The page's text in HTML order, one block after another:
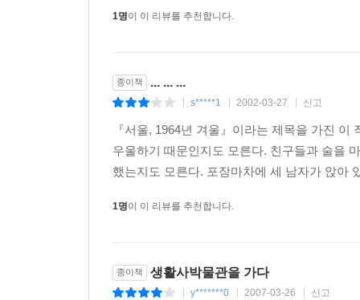
1명이 이 리뷰를 추천합니다.
종이책 ... ... ...
s*****1 2002-03-27 신고
『서울, 1964년 겨울』이라는 제목을 가진
우울하기 때문인지도 모른다. 친구들과 술을
했는지도 모른다. 포장마차에 세 남자가 앉아
1명이 이 리뷰를 추천합니다.
종이책 생활사박물관을 가다
y*******0 2007-03-26 신고